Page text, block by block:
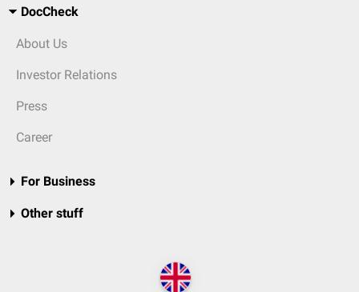
DocCheck
About Us
Investor Relations
Press
Career
For Business
Other stuff